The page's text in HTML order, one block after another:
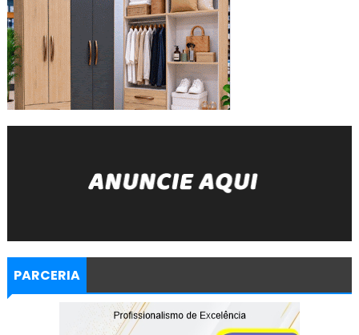
PARCERIA